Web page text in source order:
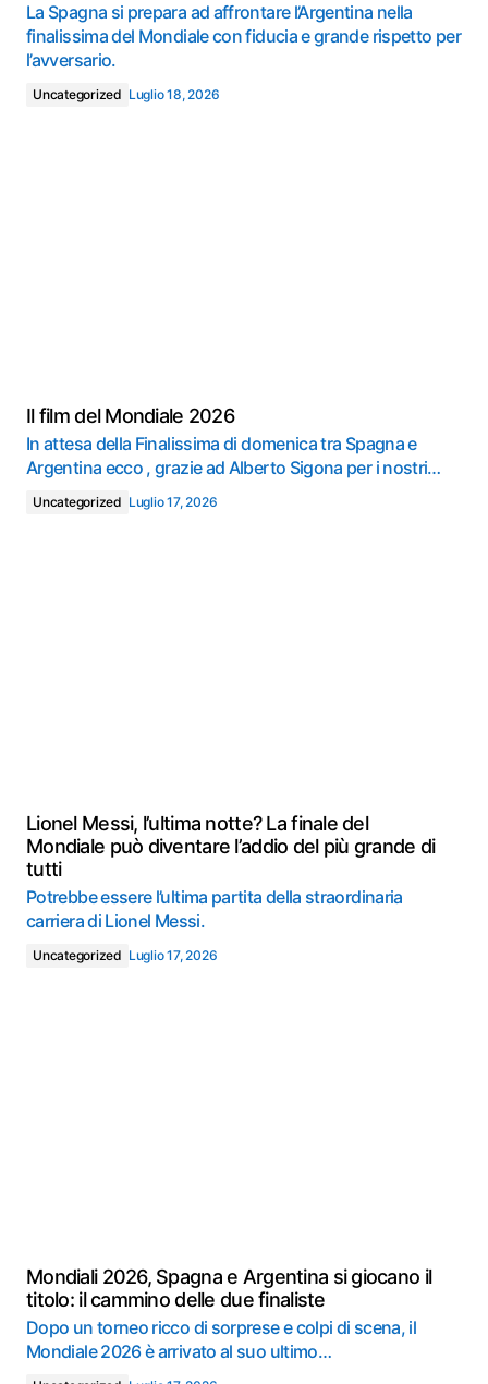
La Spagna si prepara ad affrontare l’Argentina nella
finalissima del Mondiale con fiducia e grande rispetto per
l’avversario.
Uncategorized Luglio 18, 2026
Il film del Mondiale 2026
In attesa della Finalissima di domenica tra Spagna e
Argentina ecco , grazie ad Alberto Sigona per i nostri…
Uncategorized Luglio 17, 2026
Lionel Messi, l’ultima notte? La finale del
Mondiale può diventare l’addio del più grande di
tutti
Potrebbe essere l’ultima partita della straordinaria
carriera di Lionel Messi.
Uncategorized Luglio 17, 2026
Mondiali 2026, Spagna e Argentina si giocano il
titolo: il cammino delle due finaliste
Dopo un torneo ricco di sorprese e colpi di scena, il
Mondiale 2026 è arrivato al suo ultimo…